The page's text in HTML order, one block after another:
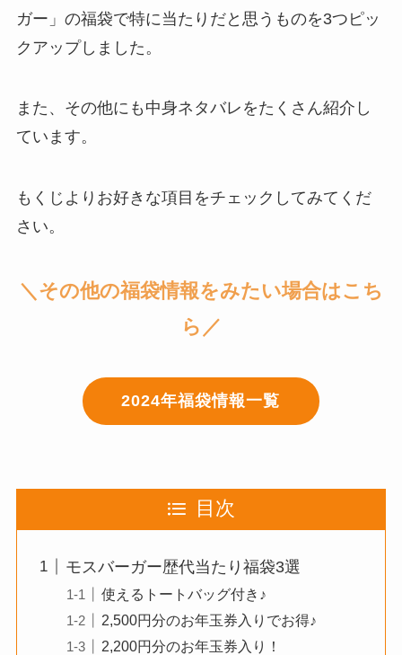
ガー」の福袋で特に当たりだと思うものを3つピッ
クアップしました。
また、その他にも 中身ネタバレをたくさん紹介 し
ています。
もくじよりお好きな項目をチェックしてみてくだ
さい。
＼その他の福袋情報をみたい場合はこち
ら／
2024年福袋情報一覧
目次
モスバーガー歴代当たり福袋3選
使えるトートバッグ付き♪
2,500円分のお年玉券入りでお得♪
2,200円分のお年玉券入り！